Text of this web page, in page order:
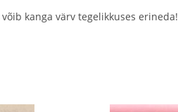
kanga värv tegelikkuses erineda!